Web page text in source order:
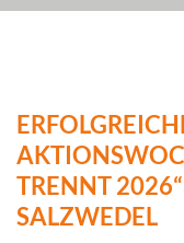
TRENNT
SALZWEDEL